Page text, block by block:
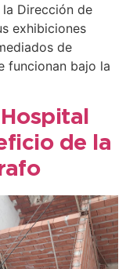
Dirección de
exhibiciones
de
funcionan bajo la
de la